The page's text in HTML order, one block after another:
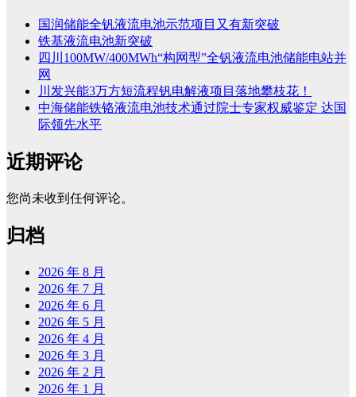
国润储能全钒液流电池示范项目又有新突破
铁基液流电池新突破
四川100MW/400MWh“构网型”全钒液流电池储能电站并
网
川发兴能3万方短流程钒电解液项目落地攀枝花！
中海储能铁铬液流电池技术通过院士专家权威鉴定 达国
际领先水平
近期评论
您尚未收到任何评论。
归档
2026 年 8 月
2026 年 7 月
2026 年 6 月
2026 年 5 月
2026 年 4 月
2026 年 3 月
2026 年 2 月
2026 年 1 月